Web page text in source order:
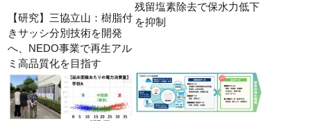
【研究】三協立山：樹脂付
きサッシ分別技術を開発
へ、NEDO事業で再生アル
ミ高品質化を目指す
残留塩素除去で保水力低下
を抑制